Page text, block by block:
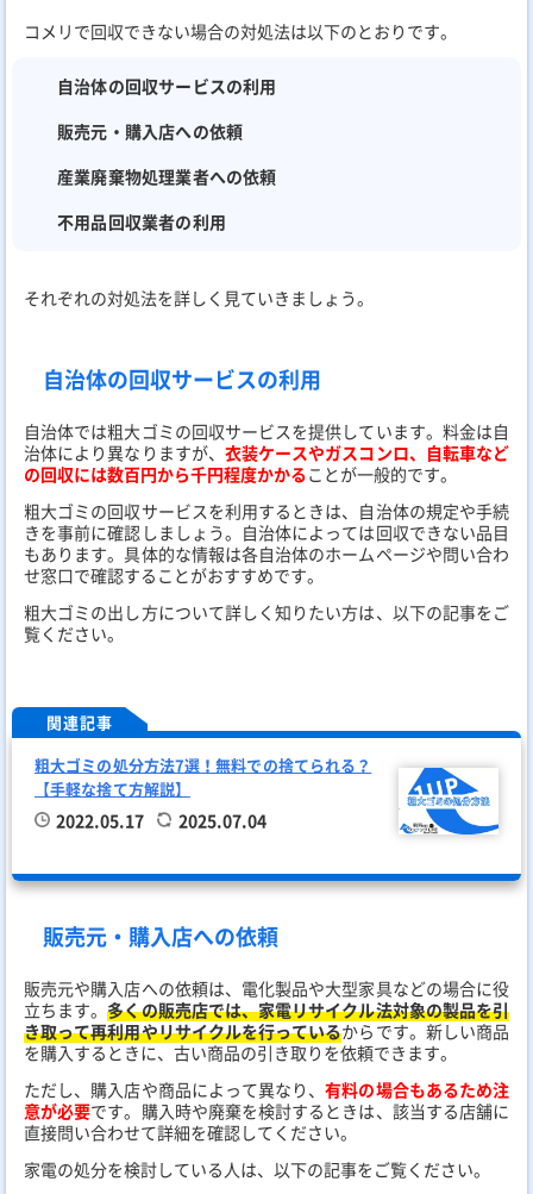
コメリで回収できない場合の対処法は以下のとおりです。
自治体の回収サービスの利用
販売元・購入店への依頼
産業廃棄物処理業者への依頼
不用品回収業者の利用
それぞれの対処法を詳しく見ていきましょう。
自治体の回収サービスの利用
自治体では粗大ゴミの回収サービスを提供しています。料金は自
治体により異なりますが、 衣装ケースやガスコンロ、自転車など
の回収には数百円から千円程度かかることが一般的です。
粗大ゴミの回収サービスを利用するときは、自治体の規定や手続
きを事前に確認しましょう。自治体によっては回収できない品目
もあります。具体的な情報は各自治体のホームページや問い合わ
せ窓口で確認することがおすすめです。
粗大ゴミの出し方について詳しく知りたい方は、以下の記事をご
覧ください。
関連記事
粗大ゴミの処分方法7選！無料での捨てられる？
【手軽な捨て方解説】
2022.05.17 2025.07.04
販売元・購入店への依頼
販売元や購入店への依頼は、電化製品や大型家具などの場合に役
立ちます。多くの販売店では、家電リサイクル法対象の製品を引
き取って再利用やリサイクルを行っているからです。新しい商品
を購入するときに、古い商品の引き取りを依頼できます。
ただし、購入店や商品によって異なり、有料の場合もあるため注
意が必要です。購入時や廃棄を検討するときは、該当する店舗に
直接問い合わせて詳細を確認してください。
家電の処分を検討している人は、以下の記事をご覧ください。